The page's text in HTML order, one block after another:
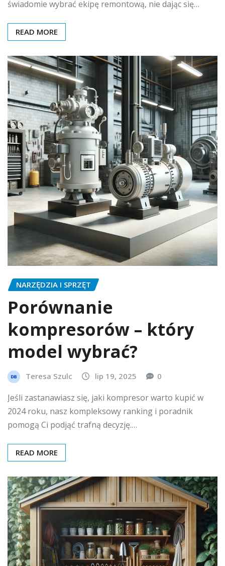
świadomie wybrać ekipę remontową, nie dając się…
READ MORE
NARZĘDZIA I SPRZĘT
Porównanie
kompresorów – który
model wybrać?
Teresa Szulc lip 19, 2025 0
Jeśli zastanawiasz się, jaki kompresor warto kupić w
2024 roku, nasz kompleksowy ranking i poradnik
pomogą Ci podjąć trafną decyzję.…
READ MORE